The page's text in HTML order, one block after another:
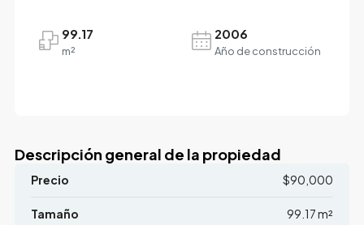
99.17
m²
2006
Año de construcción
Descripción general de la propiedad
Precio $90,000
Tamaño 99.17 m²